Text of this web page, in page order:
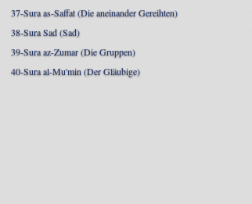
37-Sura as-Saffat (Die aneinander Gereihten)
38-Sura Sad (Sad)
39-Sura az-Zumar (Die Gruppen)
40-Sura al-Mu'min (Der Gläubige)